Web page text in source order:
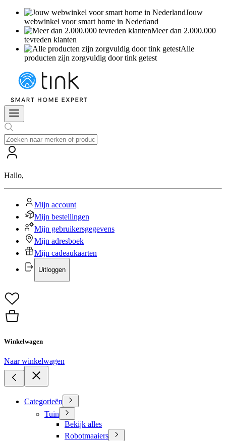
Jouw
webwinkel voor smart home in Nederland
Meer dan 2.000.000
tevreden klanten
Alle
producten zijn zorgvuldig door tink getest
Hallo,
Mijn account
Mijn bestellingen
Mijn gebruikersgegevens
Mijn adresboek
Mijn cadeaukaarten
Uitloggen
Winkelwagen
Naar winkelwagen
Categorieën
Tuin
Bekijk alles
Robotmaaiers